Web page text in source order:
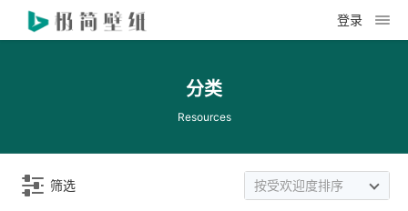
登录
分类
Resources
筛选 按受欢迎度排序